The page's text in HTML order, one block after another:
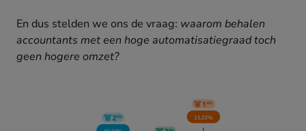
En dus stelden we ons de vraag: waarom behalen
accountants met een hoge automatisatiegraad toch
geen hogere omzet?